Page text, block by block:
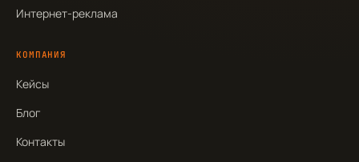
Интернет-реклама
КОМПАНИЯ
Кейсы
Блог
Контакты